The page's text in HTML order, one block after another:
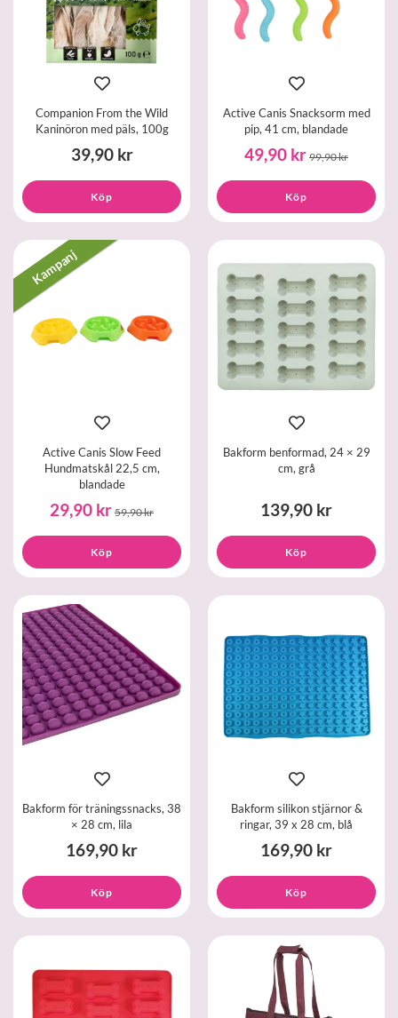
Companion From the Wild
Kaninöron med päls, 100g
39,90 kr
Köp
Active Canis Snacksorm med
pip, 41 cm, blandade
49,90 kr 99,90 kr
Köp
Kampanj
Active Canis Slow Feed
Hundmatskål 22,5 cm,
blandade
29,90 kr 59,90 kr
Köp
Bakform benformad, 24 × 29
cm, grå
139,90 kr
Köp
Bakform för träningssnacks, 38
× 28 cm, lila
169,90 kr
Köp
Bakform silikon stjärnor &
ringar, 39 x 28 cm, blå
169,90 kr
Köp